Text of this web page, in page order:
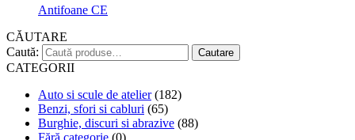
Antifoane CE
CĂUTARE
Caută:
Cautare
CATEGORII
Auto si scule de atelier (182)
Benzi, sfori si cabluri (65)
Burghie, discuri si abrazive (88)